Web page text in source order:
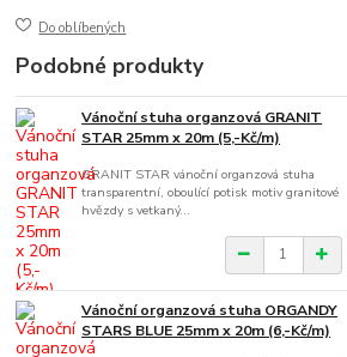
Do oblíbených
Podobné produkty
Vánoční stuha organzová GRANIT
STAR 25mm x 20m (5,-Kč/m)
GRANIT STAR vánoční organzová stuha
transparentní, oboulící potisk motiv granitové
hvězdy s vetkaný...
Vánoční organzová stuha ORGANDY
STARS BLUE 25mm x 20m (6,-Kč/m)